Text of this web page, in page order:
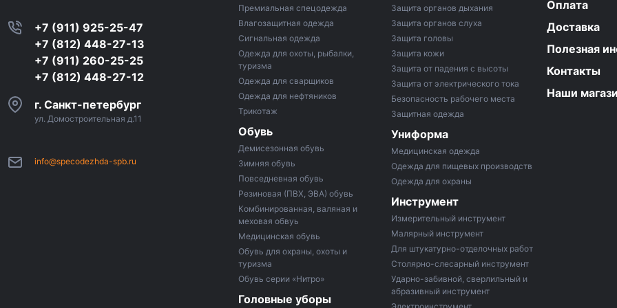
+7 (911) 925-25-47
+7 (812) 448-27-13
+7 (911) 260-25-25
+7 (812) 448-27-12
г. Санкт-петербург
ул. Домостроительная д.11
info@specodezhda-spb.ru
Премиальная спецодежда
Влагозащитная одежда
Сигнальная одежда
Одежда для охоты, рыбалки,
туризма
Одежда для сварщиков
Одежда для нефтяников
Трикотаж
Обувь
Демисезонная обувь
Зимняя обувь
Повседневная обувь
Резиновая (ПВХ, ЭВА) обувь
Комбинированная, валяная и
меховая обвуь
Медицинская обувь
Обувь для охраны, охоты и
туризма
Обувь серии «Нитро»
Головные уборы
Защита органов дыхания
Защита органов слуха
Защита головы
Защита кожи
Защита от падения с высоты
Защита от электрического тока
Безопасность рабочего места
Защитная одежда
Униформа
Медицинская одежда
Одежда для пищевых производств
Одежда для охраны
Инструмент
Измерительный инструмент
Малярный инструмент
Для штукатурно-отделочных работ
Столярно-слесарный инструмент
Ударно-забивной, сверлильный и
абразивный инструмент
Оплата
Доставка
Полезная
Контакты
Наши